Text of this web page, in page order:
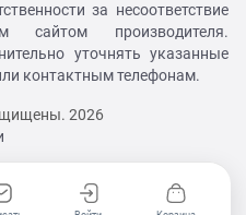
за несоответствие
сайтом производителя.
уточнять указанные
контактным телефонам.
2026